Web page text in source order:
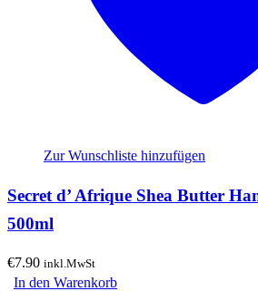
Zur Wunschliste hinzufügen
Secret d’ Afrique Shea Butter
500ml
€7.90 inkl.MwSt
In den Warenkorb